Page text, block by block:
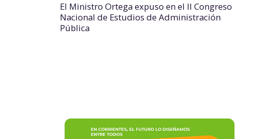
El Ministro Ortega expuso en el II Congreso
Nacional de Estudios de Administración
Pública